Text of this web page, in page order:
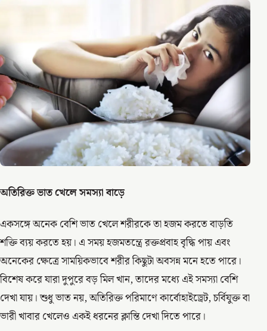
অতিরিক্ত ভাত খেলে সমস্যা বাড়ে
একসঙ্গে অনেক বেশি ভাত খেলে শরীরকে তা হজম করতে বাড়তি
শক্তি ব্যয় করতে হয়। এ সময় হজমতন্ত্রে রক্তপ্রবাহ বৃদ্ধি পায় এবং
অনেকের ক্ষেত্রে সাময়িকভাবে শরীর কিছুটা অবসন্ন মনে হতে পারে।
বিশেষ করে যারা দুপুরে বড় মিল খান, তাদের মধ্যে এই সমস্যা বেশি
দেখা যায়। শুধু ভাত নয়, অতিরিক্ত পরিমাণে কার্বোহাইড্রেট, চর্বিযুক্ত বা
ভারী খাবার খেলেও একই ধরনের ক্লান্তি দেখা দিতে পারে।